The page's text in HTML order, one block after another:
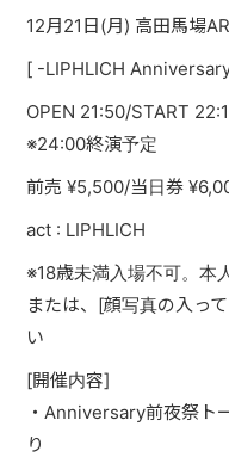
BLOG
PAST LIVE
CONTACT
MESSAGE
12月21日(月) 高田馬場
[ -LIPHLICH
OPEN 21:50/START
※24:00終演予定
前売 ¥5,500/当日券
act : LIPHLICH
※18歳未満入場不可。本
または、[顔写真の入っ
い
[開催内容]
・Anniversary前夜祭ト
り